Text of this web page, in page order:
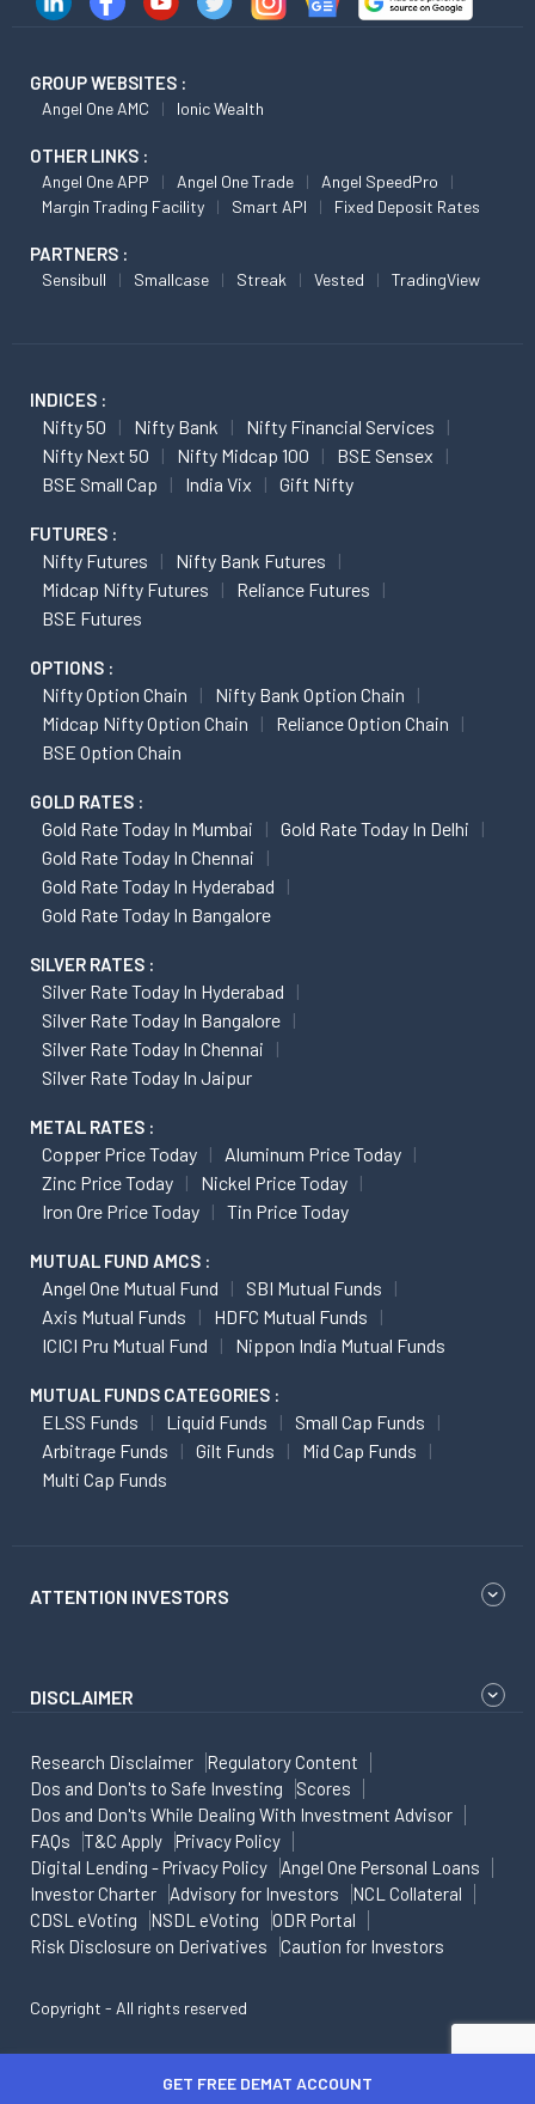
GROUP WEBSITES :
Angel One AMC Ionic Wealth
OTHER LINKS :
Angel One APP Angel One Trade
Angel SpeedPro
Margin Trading Facility
Smart API Fixed Deposit Rates
PARTNERS :
Sensibull Smallcase Streak Vested TradingView
INDICES :
Nifty 50 Nifty Bank
Nifty Financial Services
Nifty Next 50
Nifty Midcap 100
BSE Sensex
BSE Small Cap
India Vix Gift Nifty
FUTURES :
Nifty Futures
Nifty Bank Futures
Midcap Nifty Futures
Reliance Futures
BSE Futures
OPTIONS :
Nifty Option Chain
Nifty Bank Option Chain
Midcap Nifty Option Chain
Reliance Option Chain
BSE Option Chain
GOLD RATES :
Gold Rate Today In Mumbai
Gold Rate Today In Delhi
Gold Rate Today In Chennai
Gold Rate Today In Hyderabad
Gold Rate Today In Bangalore
SILVER RATES :
Silver Rate Today In Hyderabad
Silver Rate Today In Bangalore
Silver Rate Today In Chennai
Silver Rate Today In Jaipur
METAL RATES :
Copper Price Today
Aluminum Price Today
Zinc Price Today
Nickel Price Today
Iron Ore Price Today
Tin Price Today
MUTUAL FUND AMCS :
Angel One Mutual Fund
SBI Mutual Funds
Axis Mutual Funds
HDFC Mutual Funds
ICICI Pru Mutual Fund
Nippon India Mutual Funds
MUTUAL FUNDS CATEGORIES :
ELSS Funds Liquid Funds
Small Cap Funds
Arbitrage Funds
Gilt Funds
Mid Cap Funds
Multi Cap Funds
ATTENTION INVESTORS
DISCLAIMER
Research Disclaimer
Regulatory Content
Dos and Don'ts to Safe Investing
Scores
Dos and Don'ts While Dealing With Investment Advisor
FAQs
T&C Apply
Privacy Policy
Digital Lending - Privacy Policy
Angel One Personal Loans
Investor Charter
Advisory for Investors
NCL Collateral
CDSL eVoting
NSDL eVoting
ODR Portal
Risk Disclosure on Derivatives
Caution for Investors
Copyright - All rights reserved
GET FREE DEMAT ACCOUNT